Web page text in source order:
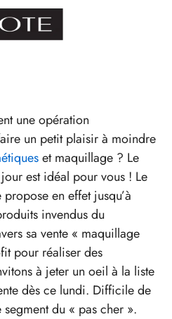
une opération
un petit plaisir à moindre
et maquillage ? Le
est idéal pour vous ! Le
en effet jusqu’à
invendus du
sa vente « maquillage
pour réaliser des
à jeter un oeil à la liste
dès ce lundi. Difficile de
du « pas cher ».